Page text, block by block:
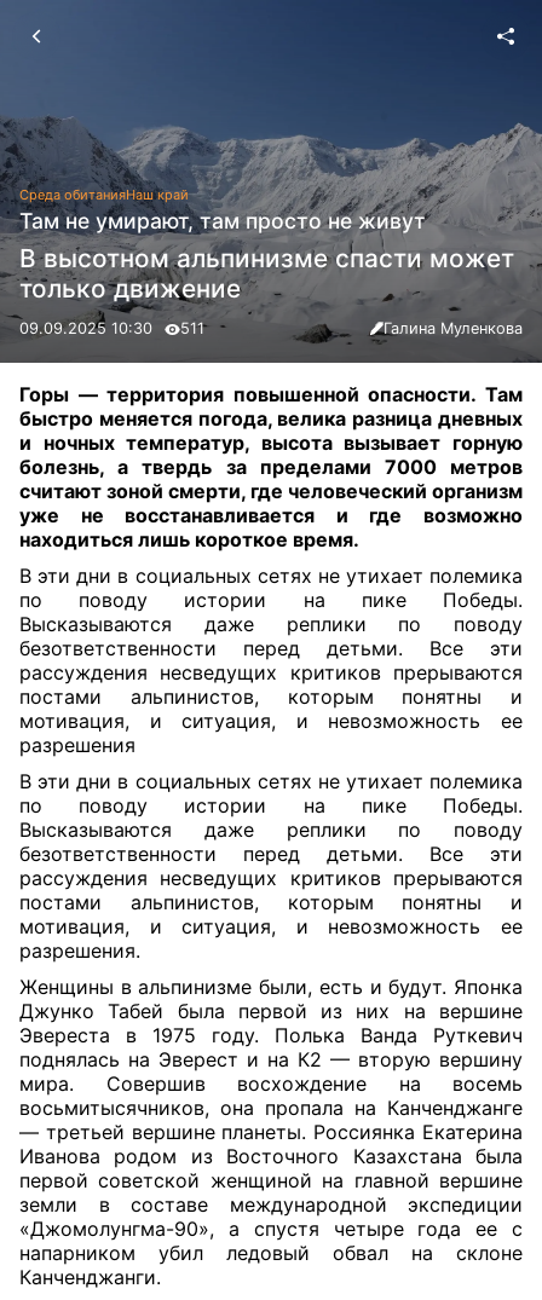
Среда обитанияНаш край
Там не умирают, там просто не живут
В высотном альпинизме спасти может
только движение
09.09.2025 10:30 511 Галина Муленкова
Горы — территория повышенной опасности. Там
быстро меняется погода, велика разница дневных
и ночных температур, высота вызывает горную
болезнь, а твердь за пределами 7000 метров
считают зоной смерти, где человеческий организм
уже не восстанавливается и где возможно
находиться лишь короткое время.
В эти дни в социальных сетях не утихает полемика
по поводу истории на пике Победы.
Высказываются даже реплики по поводу
безответственности перед детьми. Все эти
рассуждения несведущих критиков прерываются
постами альпинистов, которым понятны и
мотивация, и ситуация, и невозможность ее
разрешения
В эти дни в социальных сетях не утихает полемика
по поводу истории на пике Победы.
Высказываются даже реплики по поводу
безответственности перед детьми. Все эти
рассуждения несведущих критиков прерываются
постами альпинистов, которым понятны и
мотивация, и ситуация, и невозможность ее
разрешения.
Женщины в альпинизме были, есть и будут. Японка
Джунко Табей была первой из них на вершине
Эвереста в 1975 году. Полька Ванда Руткевич
поднялась на Эверест и на К2 — вторую вершину
мира. Совершив восхождение на восемь
восьмитысячников, она пропала на Канченджанге
— третьей вершине планеты. Россиянка Екатерина
Иванова родом из Восточного Казахстана была
первой советской женщиной на главной вершине
земли в составе международной экспедиции
«Джомолунгма-90», а спустя четыре года ее с
напарником убил ледовый обвал на склоне
Канченджанги.